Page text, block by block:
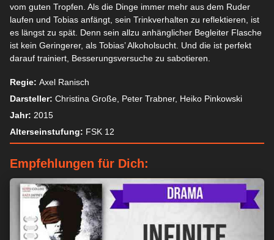
vom guten Tropfen. Als die Dinge immer mehr aus dem Ruder
laufen und Tobias anfängt, sein Trinkverhalten zu reflektieren, ist
es längst zu spät. Denn sein allzu anhänglicher Begleiter Flasche
ist kein Geringerer, als Tobias’ Alkoholsucht. Und die ist perfekt
darauf trainiert, Besserungsversuche zu sabotieren.
Regie: Axel Ranisch
Darsteller: Christina Große, Peter Trabner, Heiko Pinkowski
Jahr: 2015
Alterseinstufung: FSK 12
Empfehlungen für Dich: